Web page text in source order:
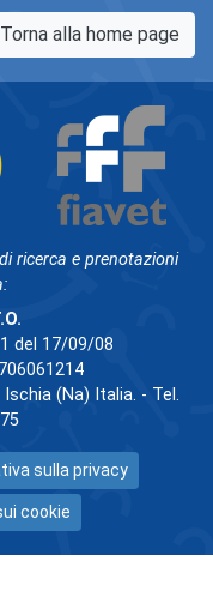
Torna alla home page
ricerca e prenotazioni
del 17/09/08
(Na) Italia. - Tel.
sulla privacy
cookie